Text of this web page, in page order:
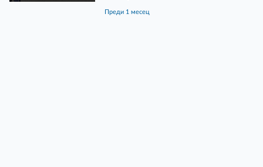
преди 1 месец